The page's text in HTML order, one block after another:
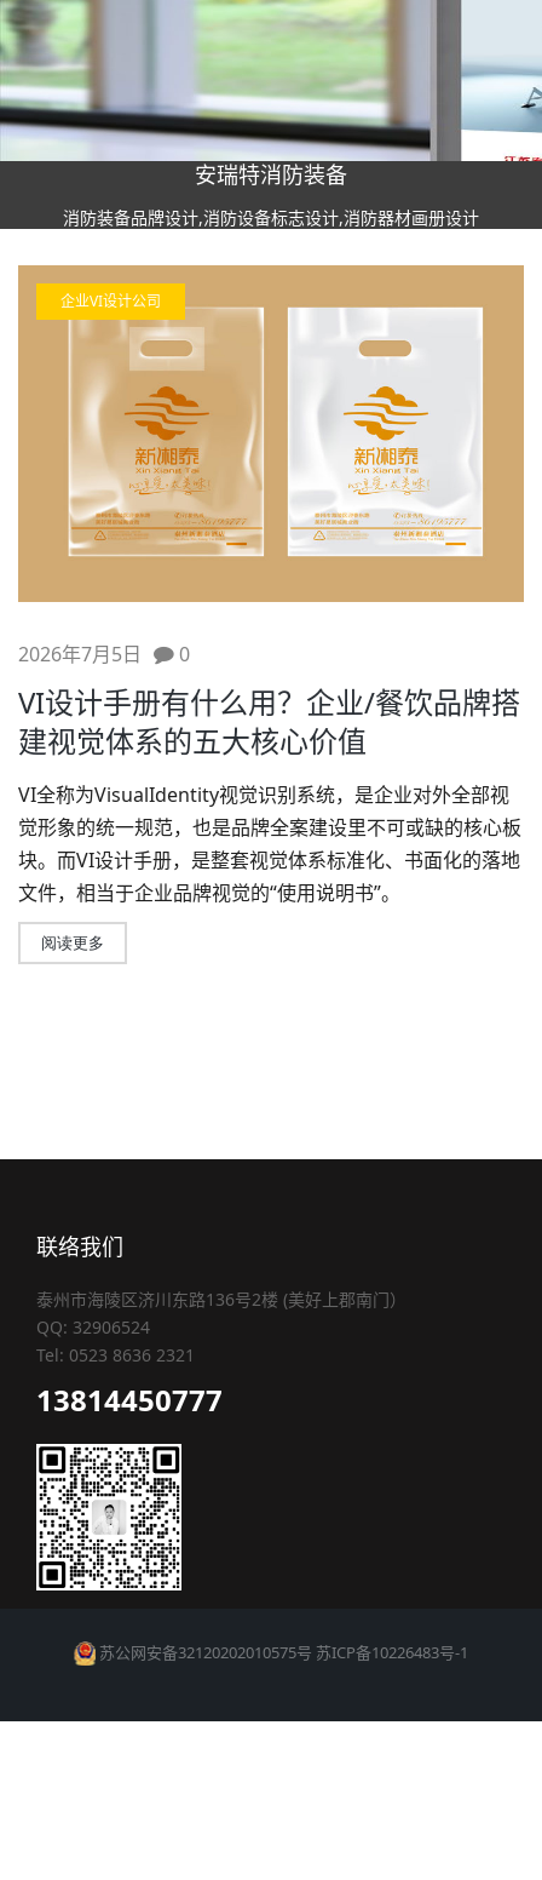
安瑞特消防装备
消防装备品牌设计,消防设备标志设计,消防器材画册设计
企业VI设计公司
2026年7月5日 0
VI设计手册有什么用？企业/餐饮品牌搭
建视觉体系的五大核心价值
VI全称为VisualIdentity视觉识别系统，是企业对外全部视
觉形象的统一规范，也是品牌全案建设里不可或缺的核心板
块。而VI设计手册，是整套视觉体系标准化、书面化的落地
文件，相当于企业品牌视觉的“使用说明书”。
阅读更多
联络我们
泰州市海陵区济川东路136号2楼 (美好上郡南门）
QQ: 32906524
Tel: 0523 8636 2321
13814450777
苏公网安备32120202010575号 苏ICP备10226483号-1